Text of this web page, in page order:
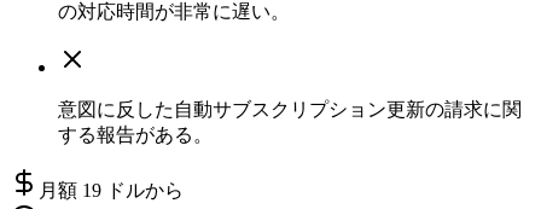
の対応時間が非常に遅い。
意図に反した自動サブスクリプション更新の請求に関
する報告がある。
月額 19 ドルから